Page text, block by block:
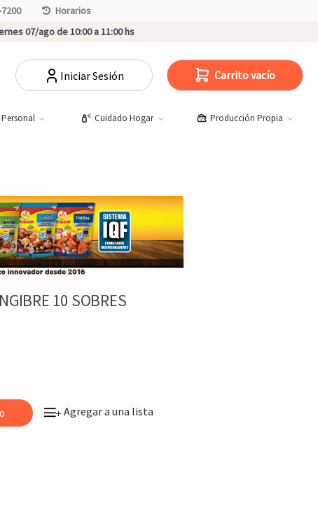
Horarios
07/ago de 10:00 a 11:00 hs
Iniciar Sesión Carrito vacío
Cuidado Hogar Producción Propia
10 SOBRES
+Agregar a una lista